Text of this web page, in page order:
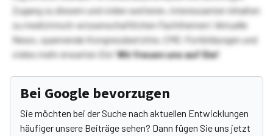
Zugang zu diesem und vielen weiteren, interessanten Inhalten
zu medizinisch-wissenschaftlichen Fachthemen! Aktuelle
News, spannende Kongressberichte, CME-Fortbildungen und
vieles mehr erwarten Sie!Wir freuen uns auf Sie!
Bei Google bevorzugen
Sie möchten bei der Suche nach aktuellen Entwicklungen
häufiger unsere Beiträge sehen? Dann fügen Sie uns jetzt